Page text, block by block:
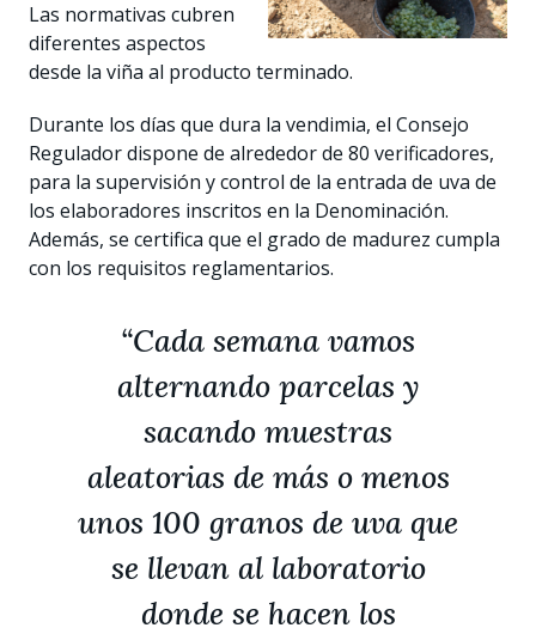
Las normativas cubren
diferentes aspectos
desde la viña al producto terminado.
Durante los días que dura la vendimia, el Consejo
Regulador dispone de alrededor de 80 verificadores,
para la supervisión y control de la entrada de uva de
los elaboradores inscritos en la Denominación.
Además, se certifica que el grado de madurez cumpla
con los requisitos reglamentarios.
“Cada semana vamos
alternando parcelas y
sacando muestras
aleatorias de más o menos
unos 100 granos de uva que
se llevan al laboratorio
donde se hacen los